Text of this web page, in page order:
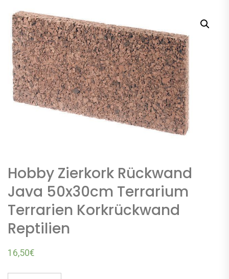
Hobby Zierkork Rückwand
Java 50x30cm Terrarium
Terrarien Korkrückwand
Reptilien
16,50€